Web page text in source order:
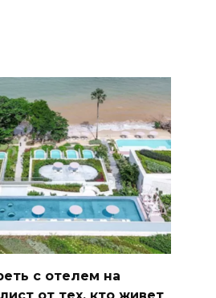
с отелем на